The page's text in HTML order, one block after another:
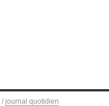
/ journal quotidien